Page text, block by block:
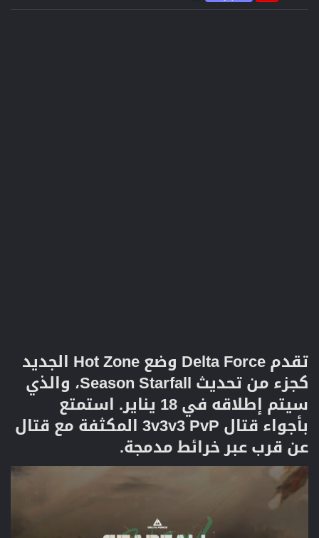
تقدم Delta Force وضع Hot Zone الجديد
كجزء من تحديث Season Starfall، والذي
سيتم إطلاقه في 18 يناير. استمتع
بأجواء قتال 3v3v3 PvP المكثفة مع قتال
عن قرب عبر خرائط مدمجة.​